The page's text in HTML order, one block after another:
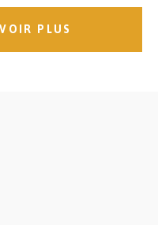
PLUS